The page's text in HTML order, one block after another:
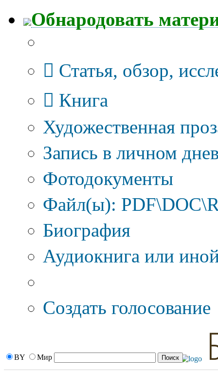
Обнародовать
Статья, обзор,
Книга
Художественная
Запись в личном
Фотодокументы
Файл(ы):
Биография
Аудиокнига или
Создать голосование
BY Мир